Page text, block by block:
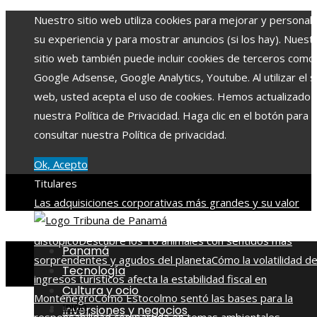
Nuestro sitio web utiliza cookies para mejorar y
su experiencia y para mostrar anuncios (si los hay).
sitio web también puede incluir cookies de terceros como
Google Adsense, Google Analytics, Youtube. Al utilizar el
web, usted acepta el uso de cookies. Hemos actualizado
nuestra Política de Privacidad. Haga clic en el botón para
consultar nuestra Política de privacidad.
Ok, Acepto
Titulares
Las adquisiciones corporativas más grandes y su valor
récordLa naranja mecánica y su legado en la filosofía del
distópicoDescubre los 10 animales con sentidos más
sorprendentes y agudos del planetaCómo la volatilidad de
ingresos turísticos afecta la estabilidad fiscal en
MontenegroCómo Estocolmo sentó las bases para la
Panamá
Tecnología
Cultura y ocio
Inversiones y negocios
Inicio